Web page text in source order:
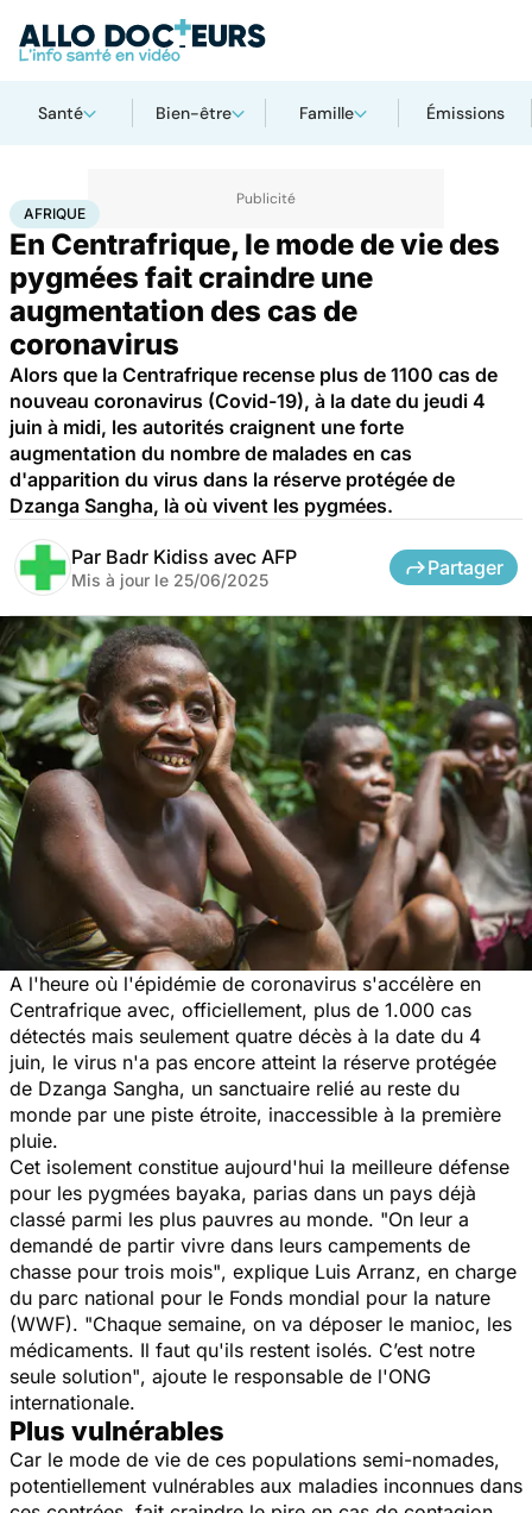
Santé Bien-être Famille Émissions
AccueilSanté Maladies infectieuses
AFRIQUE
En Centrafrique, le mode de vie des
pygmées fait craindre une
augmentation des cas de
coronavirus
Alors que la Centrafrique recense plus de 1100 cas de
nouveau coronavirus (Covid-19), à la date du jeudi 4
juin à midi, les autorités craignent une forte
augmentation du nombre de malades en cas
d'apparition du virus dans la réserve protégée de
Dzanga Sangha, là où vivent les pygmées.
Par Badr Kidiss avec AFP
Mis à jour le 25/06/2025
Partager
A l'heure où l'épidémie de coronavirus s'accélère en
Centrafrique avec, officiellement, plus de 1.000 cas
détectés mais seulement quatre décès à la date du 4
juin, le virus n'a pas encore atteint la réserve protégée
de Dzanga Sangha, un sanctuaire relié au reste du
monde par une piste étroite, inaccessible à la première
pluie.
Cet isolement constitue aujourd'hui la meilleure défense
pour les pygmées bayaka, parias dans un pays déjà
classé parmi les plus pauvres au monde. "On leur a
demandé de partir vivre dans leurs campements de
chasse pour trois mois", explique Luis Arranz, en charge
du parc national pour le Fonds mondial pour la nature
(WWF). "Chaque semaine, on va déposer le manioc, les
médicaments. Il faut qu'ils restent isolés. C’est notre
seule solution", ajoute le responsable de l'ONG
internationale.
Plus vulnérables
Car le mode de vie de ces populations semi-nomades,
potentiellement vulnérables aux maladies inconnues dans